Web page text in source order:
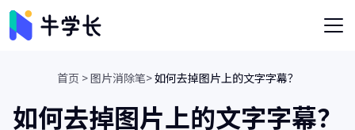
首页 >图片消除笔>如何去掉图片上的文字字幕？
如何去掉图片上的文字字幕？